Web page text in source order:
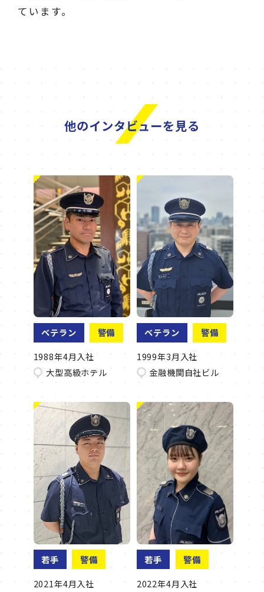
ています。
他のインタビューを見る
ベテラン
警備
1988年4月入社
大型高級ホテル
ベテラン
警備
1999年3月入社
金融機関自社ビル
若手
警備
2021年4月入社
若手
警備
2022年4月入社